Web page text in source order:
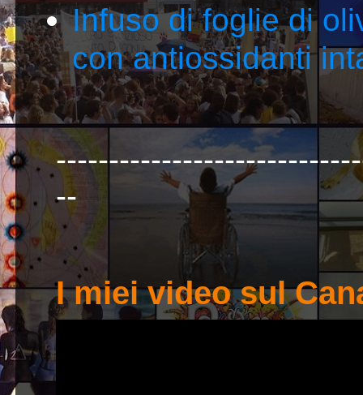
Infuso di foglie di
con antiossidanti
--
I miei video sul